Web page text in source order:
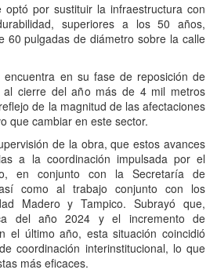
por sustituir la infraestructura con
superiores a los 50 años,
60 pulgadas de diámetro sobre la calle
en su fase de reposición de
al cierre del año más de 4 mil metros
de la magnitud de las afectaciones
que cambiar en este sector.
de la obra, que estos avances
a la coordinación impulsada por el
en conjunto con la Secretaría de
como al trabajo conjunto con los
Madero y Tampico. Subrayó que,
del año 2024 y el incremento de
el último año, esta situación coincidió
coordinación interinstitucional, lo que
más eficaces.